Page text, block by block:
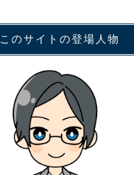
このサイトの登場人物